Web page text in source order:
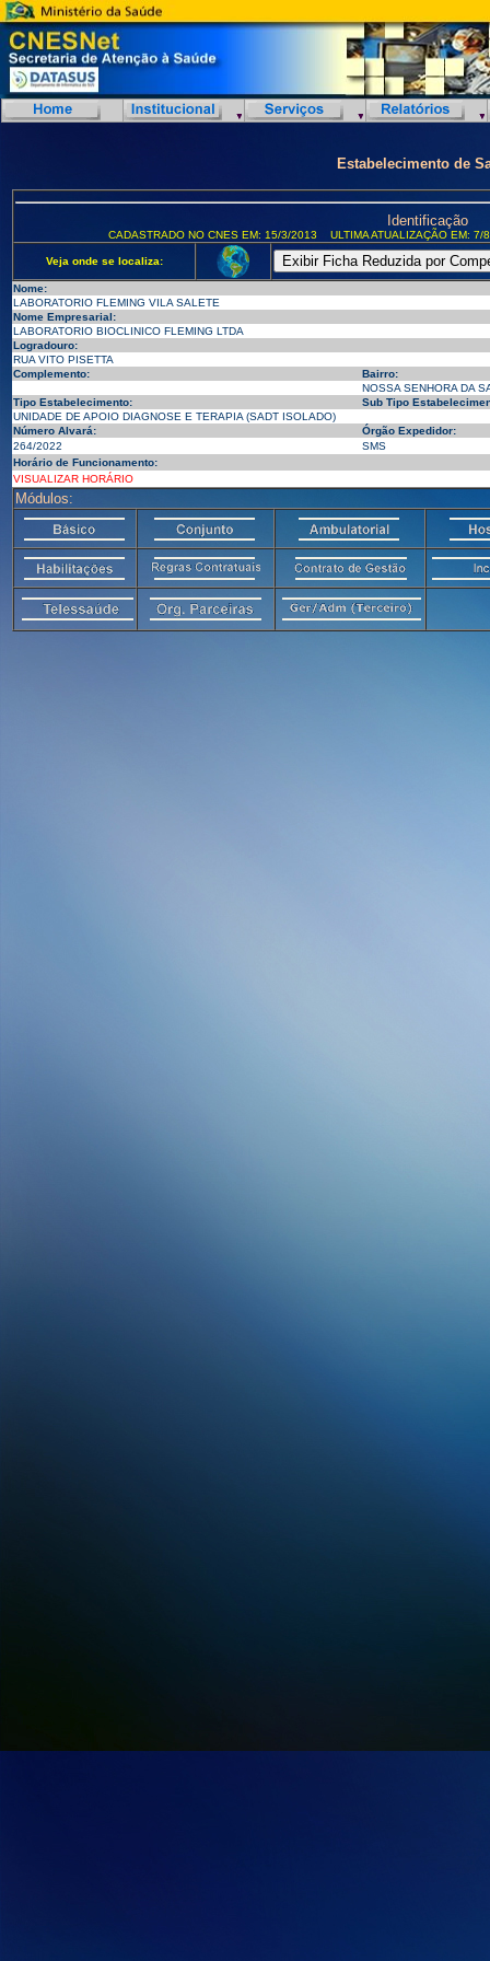
Estabelecimento de
Identificação
CADASTRADO NO CNES EM: 15/3/2013 ULTIMA ATUALIZAÇÃO EM:
Veja onde se localiza:
Nome:
LABORATORIO FLEMING VILA SALETE
Nome Empresarial:
LABORATORIO BIOCLINICO FLEMING LTDA
Logradouro:
RUA VITO PISETTA
Complemento:
Bairro:
NOSSA SENHORA DA
Tipo Estabelecimento:
Sub Tipo
UNIDADE DE APOIO DIAGNOSE E TERAPIA (SADT ISOLADO)
Número Alvará:
Órgão Expedidor:
264/2022
SMS
Horário de Funcionamento:
VISUALIZAR HORÁRIO
Módulos: